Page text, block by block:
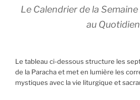
Le Calendrier de la
au Quotidien
Le tableau ci-dessous structure les
de la Paracha et met en lumière les
mystiques avec la vie liturgique et